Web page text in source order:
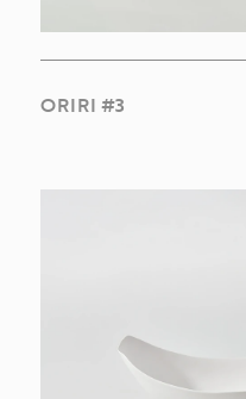
COLEÇÕES
ORIRI #3